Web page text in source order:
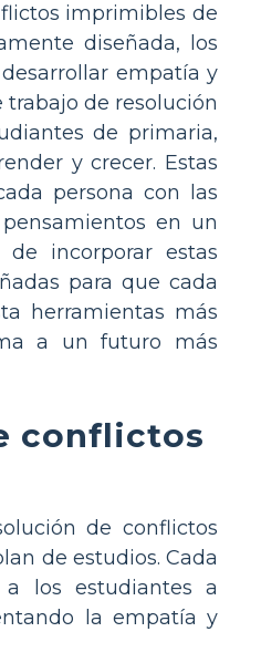
imprimibles de
diseñada, los
empatía y
trabajo de resolución
de primaria,
y crecer. Estas
persona con las
en un
incorporar estas
para que cada
herramientas más
a un futuro más
conflictos
de conflictos
de estudios. Cada
los estudiantes a
la empatía y